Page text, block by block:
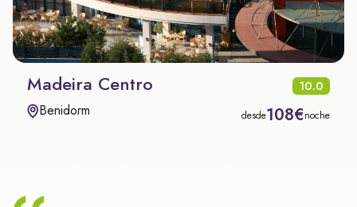
Madeira Centro 10.0
Benidorm desde108€noche